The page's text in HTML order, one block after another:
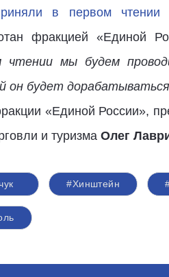
в первом
фракцией «Единой
мы будем
он будет
«Единой России»,
и туризма Олег
#Хинштейн